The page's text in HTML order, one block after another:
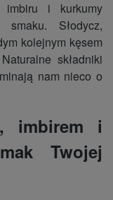
imbiru i kurkumy
smaku. Słodycz,
kolejnym kęsem
składniki
nam nieco o
imbirem i
Twojej